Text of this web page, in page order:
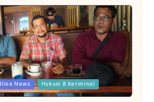
by
News Hukum & Keriminal